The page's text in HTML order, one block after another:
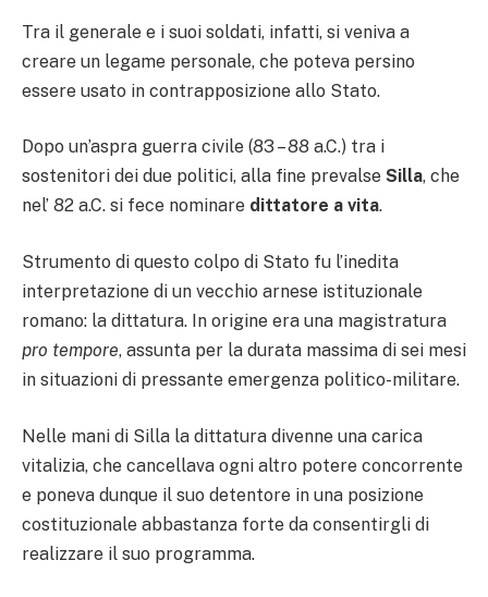
Tra il generale e i suoi soldati, infatti, si veniva a
creare un legame personale, che poteva persino
essere usato in contrapposizione allo Stato.
Dopo un’aspra guerra civile (83 – 88 a.C.) tra i
sostenitori dei due politici, alla fine prevalse Silla, che
nel’ 82 a.C. si fece nominare dittatore a vita.
Strumento di questo colpo di Stato fu l’inedita
interpretazione di un vecchio arnese istituzionale
romano: la dittatura. In origine era una magistratura
pro tempore, assunta per la durata massima di sei mesi
in situazioni di pressante emergenza politico-militare.
Nelle mani di Silla la dittatura divenne una carica
vitalizia, che cancellava ogni altro potere concorrente
e poneva dunque il suo detentore in una posizione
costituzionale abbastanza forte da consentirgli di
realizzare il suo programma.